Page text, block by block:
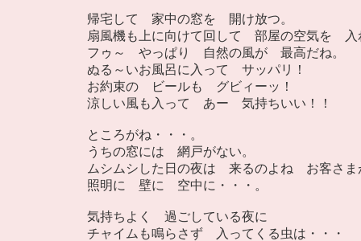
帰宅して 家中の窓を 開け放つ。
扇風機も上に向けて回して 部屋の空気を 入
フゥ～ やっぱり 自然の風が 最高だね。
ぬる～いお風呂に入って サッパリ！
お約束の ビールも グビィーッ！
涼しい風も入って あー 気持ちいい！！
ところがね・・・。
うちの窓には 網戸がない。
ムシムシした日の夜は 来るのよね お客さま
照明に 壁に 空中に・・・。
気持ちよく 過ごしている夜に
チャイムも鳴らさず 入ってくる虫は・・・